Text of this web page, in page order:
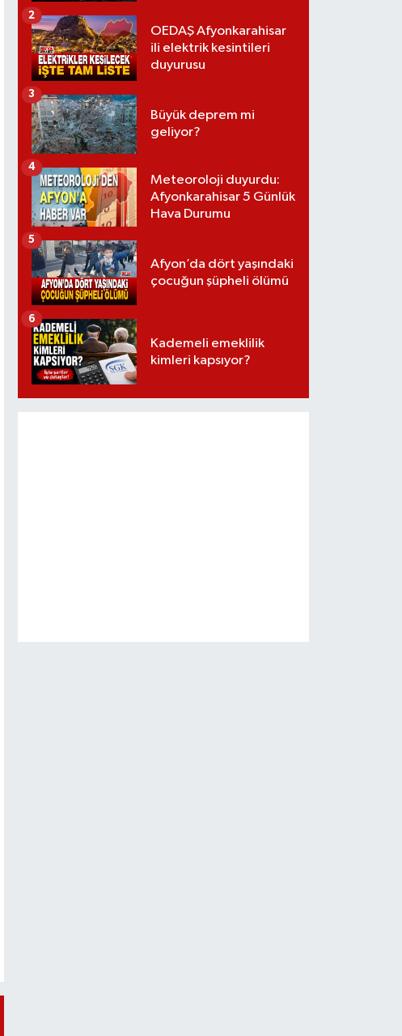
OEDAŞ Afyonkarahisar
ili elektrik kesintileri
duyurusu
2
Büyük deprem mi
geliyor?
3
Meteoroloji duyurdu:
Afyonkarahisar 5 Günlük
Hava Durumu
4
Afyon’da dört yaşındaki
çocuğun şüpheli ölümü
5
Kademeli emeklilik
kimleri kapsıyor?
6